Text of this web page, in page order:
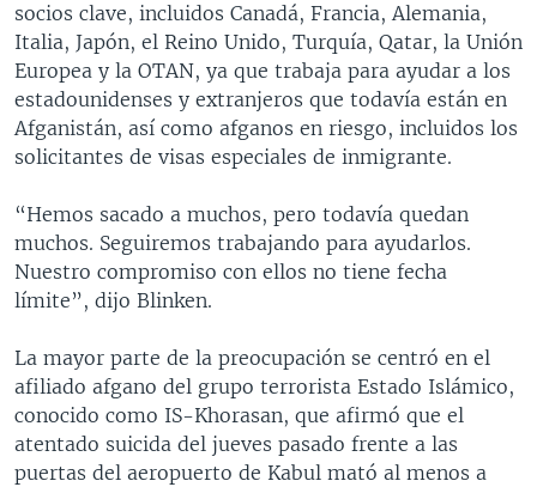
socios clave, incluidos Canadá, Francia, Alemania,
Italia, Japón, el Reino Unido, Turquía, Qatar, la Unión
Europea y la OTAN, ya que trabaja para ayudar a los
estadounidenses y extranjeros que todavía están en
Afganistán, así como afganos en riesgo, incluidos los
solicitantes de visas especiales de inmigrante.
“Hemos sacado a muchos, pero todavía quedan
muchos. Seguiremos trabajando para ayudarlos.
Nuestro compromiso con ellos no tiene fecha
límite”, dijo Blinken.
La mayor parte de la preocupación se centró en el
afiliado afgano del grupo terrorista Estado Islámico,
conocido como IS-Khorasan, que afirmó que el
atentado suicida del jueves pasado frente a las
puertas del aeropuerto de Kabul mató al menos a